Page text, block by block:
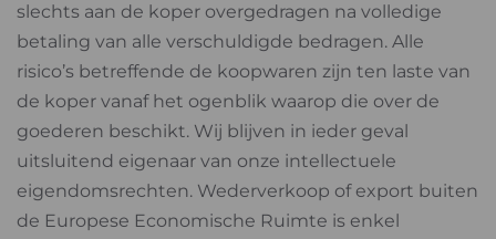
slechts aan de koper overgedragen na volledige
betaling van alle verschuldigde bedragen. Alle
risico’s betreffende de koopwaren zijn ten laste van
de koper vanaf het ogenblik waarop die over de
goederen beschikt. Wij blijven in ieder geval
uitsluitend eigenaar van onze intellectuele
eigendomsrechten. Wederverkoop of export buiten
de Europese Economische Ruimte is enkel